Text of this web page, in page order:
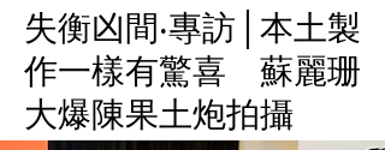
失衡凶間‧專訪│本土製
作一樣有驚喜 蘇麗珊
大爆陳果土炮拍攝